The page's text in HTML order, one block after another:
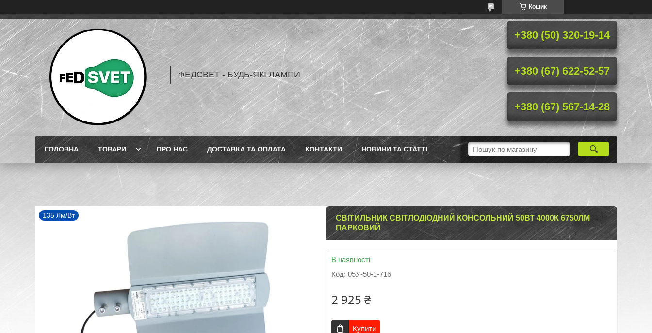
Кошик
ФЕДСВЕТ - БУДЬ-ЯКІ ЛАМПИ
+380 (50) 320-19-14
+380 (67) 622-52-57
+380 (67) 567-14-28
ГОЛОВНА ТОВАРИ ПРО НАС ДОСТАВКА ТА ОПЛАТА КОНТАКТИ НОВИНИ ТА СТАТТІ
135 Лм/Вт
СВІТИЛЬНИК СВІТЛОДІОДНИЙ КОНСОЛЬНИЙ 50ВТ 4000К 6750ЛМ
ПАРКОВИЙ
В наявності
Код: 05У-50-1-716
2 925 ₴
Купити